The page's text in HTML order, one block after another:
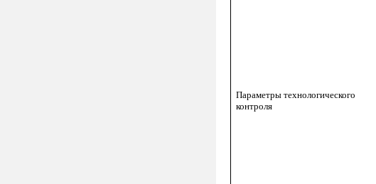
Параметры технологического
контроля